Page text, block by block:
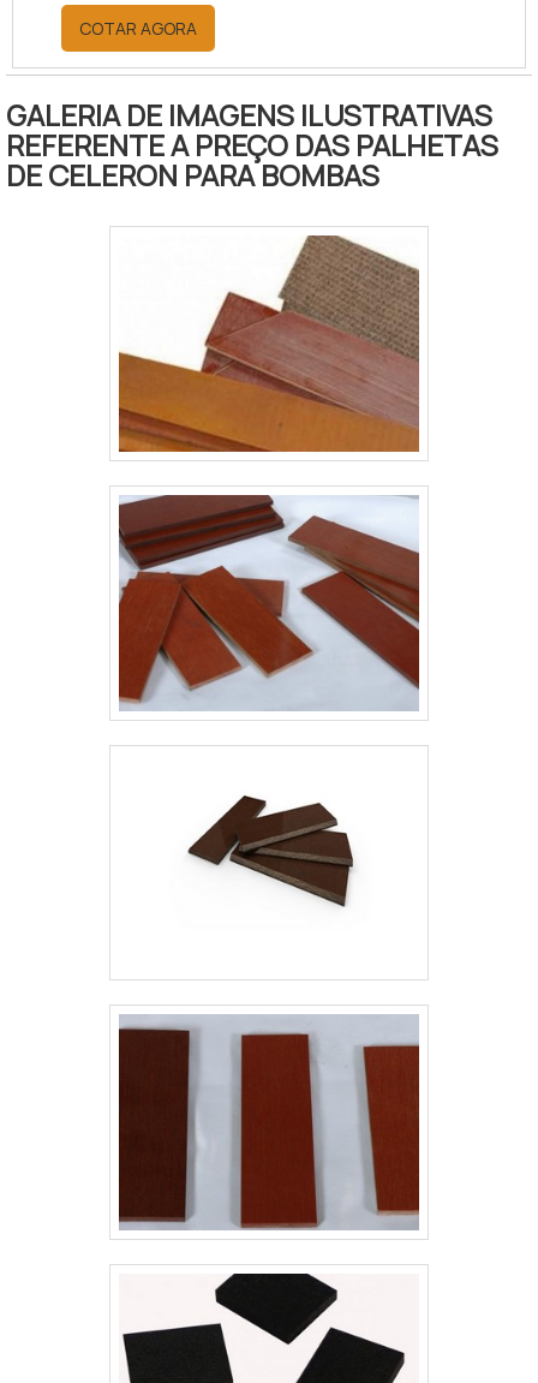
projetos e memoriais, preservando
a integridade dos usuários e
equipamentos a serem conectados
a estas instalações na planta do
contratante.SAIBA MAIS SOBRE
COMO O PROCESSO OFERECE
comissionamento pode ser aplicado
tanto a novos empreendimentos
quanto a unidades e sistemas
existentes em processo de
expansão, moderniz.
COTAR AGORA
GALERIA DE IMAGENS ILUSTRATIVAS
REFERENTE A PREÇO DAS PALHETAS
DE CELERON PARA BOMBAS